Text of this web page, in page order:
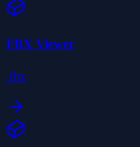
FBX Viewer
.fbx